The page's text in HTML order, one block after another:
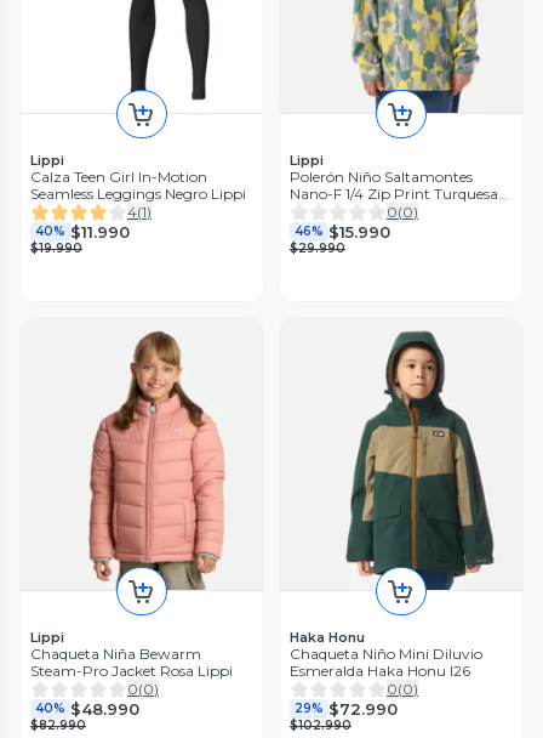
Lippi
Calza Teen Girl In-Motion
Seamless Leggings Negro Lippi
4(1)
40% $11.990
$19.990
Lippi
Polerón Niño Saltamontes
Nano-F 1/4 Zip Print Turquesa
Lippi V26
0(0)
46% $15.990
$29.990
Lippi
Chaqueta Niña Bewarm
Steam-Pro Jacket Rosa Lippi
0(0)
40% $48.990
$82.990
Haka Honu
Chaqueta Niño Mini Diluvio
Esmeralda Haka Honu I26
0(0)
29% $72.990
$102.990